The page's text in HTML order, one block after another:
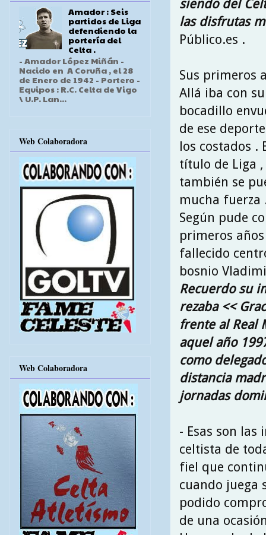
siendo del
las disfrutas
Público.es .
Sus primeros
Allá iba con
bocadillo
de ese
los costados .
título de Liga
también se
mucha fuerza
Según pude
primeros
fallecido
bosnio
Recuerdo su
rezaba <<
frente al Real
aquel año
como
distancia
jornadas
- Esas son las
celtista de
fiel que
cuando juega
podido
de una
Amador : Seis
partidos de Liga
defendiendo la
portería del
Celta .
- Amador López Miñán -
Nacido en A Coruña , el 28
de Enero de 1942 - Portero -
Equipos : R.C. Celta de Vigo
\ U.P. Lan...
Web Colaboradora
Web Colaboradora